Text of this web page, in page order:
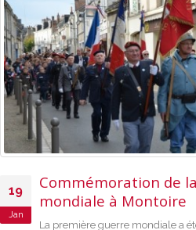
19
Jan
Commémoration de
mondiale à Montoire
La première guerre mondiale a